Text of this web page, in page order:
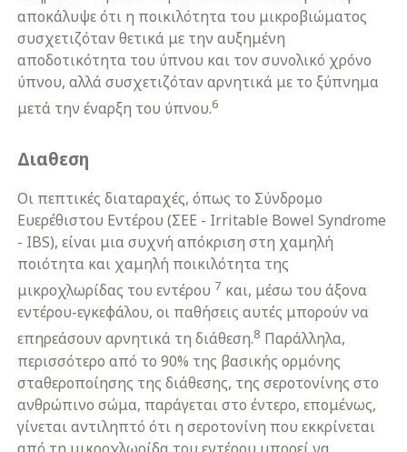
αποκάλυψε ότι η ποικιλότητα του μικροβιώματος
συσχετιζόταν θετικά με την αυξημένη
αποδοτικότητα του ύπνου και τον συνολικό χρόνο
ύπνου, αλλά συσχετιζόταν αρνητικά με το ξύπνημα
μετά την έναρξη του ύπνου.6
Διαθεση
Οι πεπτικές διαταραχές, όπως το Σύνδρομο
Ευερέθιστου Εντέρου (ΣΕΕ - Irritable Bowel Syndrome
- IBS), είναι μια συχνή απόκριση στη χαμηλή
ποιότητα και χαμηλή ποικιλότητα της
μικροχλωρίδας του εντέρου 7 και, μέσω του άξονα
εντέρου-εγκεφάλου, οι παθήσεις αυτές μπορούν να
επηρεάσουν αρνητικά τη διάθεση.8 Παράλληλα,
περισσότερο από το 90% της βασικής ορμόνης
σταθεροποίησης της διάθεσης, της σεροτονίνης στο
ανθρώπινο σώμα, παράγεται στο έντερο, επομένως,
γίνεται αντιληπτό ότι η σεροτονίνη που εκκρίνεται
από τη μικροχλωρίδα του εντέρου μπορεί να